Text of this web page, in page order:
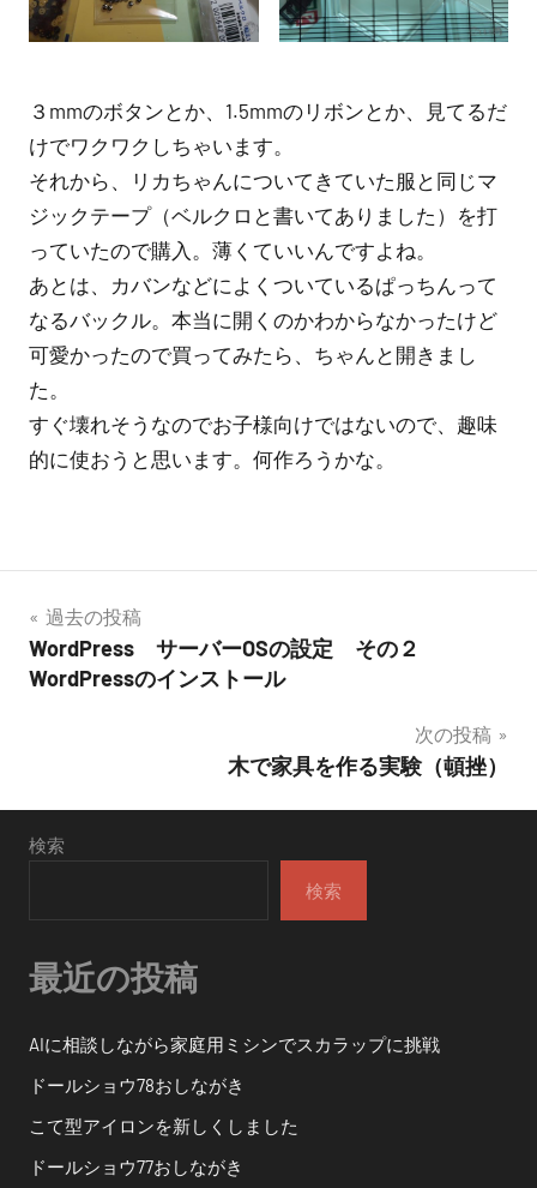
３mmのボタンとか、1.5mmのリボンとか、見てるだ
けでワクワクしちゃいます。
それから、リカちゃんについてきていた服と同じマ
ジックテープ（ベルクロと書いてありました）を打
っていたので購入。薄くていいんですよね。
あとは、カバンなどによくついているぱっちんって
なるバックル。本当に開くのかわからなかったけど
可愛かったので買ってみたら、ちゃんと開きまし
た。
すぐ壊れそうなのでお子様向けではないので、趣味
的に使おうと思います。何作ろうかな。
投
稿
ゲ
ー
ン
過去の投稿
WordPress サーバーOSの設定 その２
WordPressのインストール
次の投稿
木で家具を作る実験（頓挫）
検索
検索
最近の投稿
AIに相談しながら家庭用ミシンでスカラップに挑戦
ドールショウ78おしながき
こて型アイロンを新しくしました
ドールショウ77おしながき